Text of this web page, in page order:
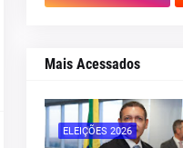
Mais Acessados
ELEIÇÕES 2026